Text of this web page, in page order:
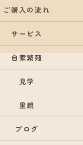
ご購入の流れ
サービス
自家繁殖
見学
里親
ブログ